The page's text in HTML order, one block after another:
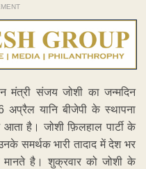
मंत्री संजय जोशी का जन्मदिन
अप्रैल यानि बीजेपी के स्थापना
है। जोशी फ़िलहाल पार्टी के
समर्थक भारी तादाद में देश भर
मानते है। शुक्रवार को जोशी के